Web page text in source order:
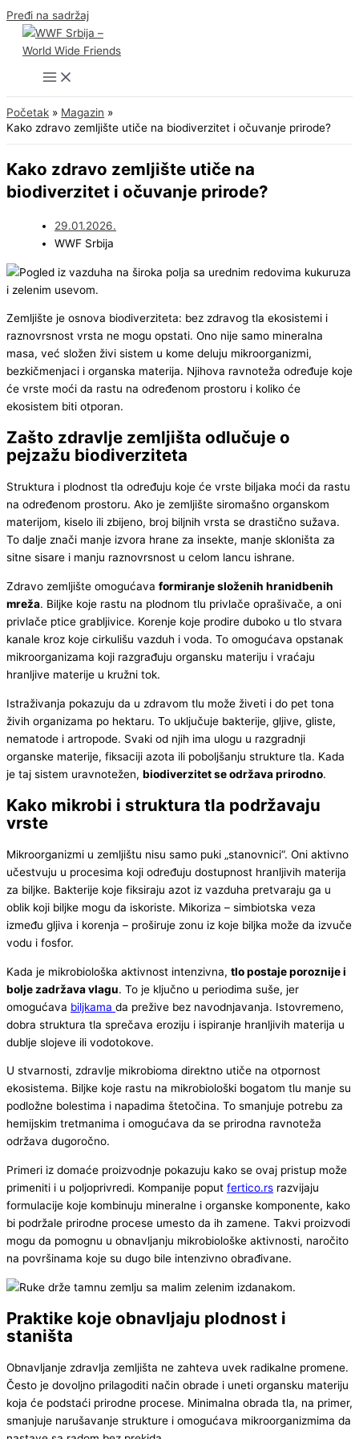
Pređi na sadržaj
Početak
Magazin
Kako zdravo zemljište utiče na biodiverzitet i očuvanje prirode?
Kako zdravo zemljište utiče na
biodiverzitet i očuvanje prirode?
29.01.2026.
WWF Srbija
Zemljište je osnova biodiverziteta: bez zdravog tla ekosistemi i
raznovrsnost vrsta ne mogu opstati. Ono nije samo mineralna
masa, već složen živi sistem u kome deluju mikroorganizmi,
bezkičmenjaci i organska materija. Njihova ravnoteža određuje koje
će vrste moći da rastu na određenom prostoru i koliko će
ekosistem biti otporan.
Zašto zdravlje zemljišta odlučuje o
pejzažu biodiverziteta
Struktura i plodnost tla određuju koje će vrste biljaka moći da rastu
na određenom prostoru. Ako je zemljište siromašno organskom
materijom, kiselo ili zbijeno, broj biljnih vrsta se drastično sužava.
To dalje znači manje izvora hrane za insekte, manje skloništa za
sitne sisare i manju raznovrsnost u celom lancu ishrane.
Zdravo zemljište omogućava formiranje složenih hranidbenih
mreža. Biljke koje rastu na plodnom tlu privlače oprašivače, a oni
privlače ptice grabljivice. Korenje koje prodire duboko u tlo stvara
kanale kroz koje cirkulišu vazduh i voda. To omogućava opstanak
mikroorganizama koji razgrađuju organsku materiju i vraćaju
hranljive materije u kružni tok.
Istraživanja pokazuju da u zdravom tlu može živeti i do pet tona
živih organizama po hektaru. To uključuje bakterije, gljive, gliste,
nematode i artropode. Svaki od njih ima ulogu u razgradnji
organske materije, fiksaciji azota ili poboljšanju strukture tla. Kada
je taj sistem uravnotežen, biodiverzitet se održava prirodno.
Kako mikrobi i struktura tla podržavaju
vrste
Mikroorganizmi u zemljištu nisu samo puki „stanovnici“. Oni aktivno
učestvuju u procesima koji određuju dostupnost hranljivih materija
za biljke. Bakterije koje fiksiraju azot iz vazduha pretvaraju ga u
oblik koji biljke mogu da iskoriste. Mikoriza – simbiotska veza
između gljiva i korenja – proširuje zonu iz koje biljka može da izvuče
vodu i fosfor.
Kada je mikrobiološka aktivnost intenzivna, tlo postaje poroznije i
bolje zadržava vlagu. To je ključno u periodima suše, jer
omogućava biljkama da prežive bez navodnjavanja. Istovremeno,
dobra struktura tla sprečava eroziju i ispiranje hranljivih materija u
dublje slojeve ili vodotokove.
U stvarnosti, zdravlje mikrobioma direktno utiče na otpornost
ekosistema. Biljke koje rastu na mikrobiološki bogatom tlu manje su
podložne bolestima i napadima štetočina. To smanjuje potrebu za
hemijskim tretmanima i omogućava da se prirodna ravnoteža
održava dugoročno.
Primeri iz domaće proizvodnje pokazuju kako se ovaj pristup može
primeniti i u poljoprivredi. Kompanije poput fertico.rs razvijaju
formulacije koje kombinuju mineralne i organske komponente, kako
bi podržale prirodne procese umesto da ih zamene. Takvi proizvodi
mogu da pomognu u obnavljanju mikrobiološke aktivnosti, naročito
na površinama koje su dugo bile intenzivno obrađivane.
Praktike koje obnavljaju plodnost i
staništa
Obnavljanje zdravlja zemljišta ne zahteva uvek radikalne promene.
Često je dovoljno prilagoditi način obrade i uneti organsku materiju
koja će podstaći prirodne procese. Minimalna obrada tla, na primer,
smanjuje narušavanje strukture i omogućava mikroorganizmima da